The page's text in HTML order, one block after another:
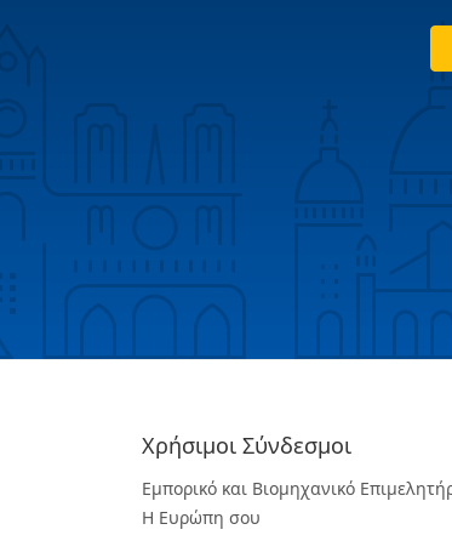
Χρήσιμοι Σύνδεσμοι
Εμπορικό και Βιομηχανικό
Η Ευρώπη σου